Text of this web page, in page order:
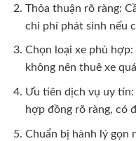
Thỏa thuận rõ ràng:
chi phí phát sinh nếu
Chọn loại xe phù
không nên thuê xe
Ưu tiên dịch vụ uy
hợp đồng rõ ràng, có
Chuẩn bị hành lý gọn